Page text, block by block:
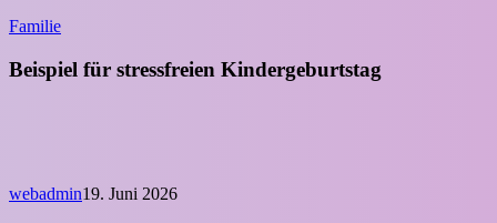
Familie
Beispiel für stressfreien Kindergeburtstag
webadmin19. Juni 2026